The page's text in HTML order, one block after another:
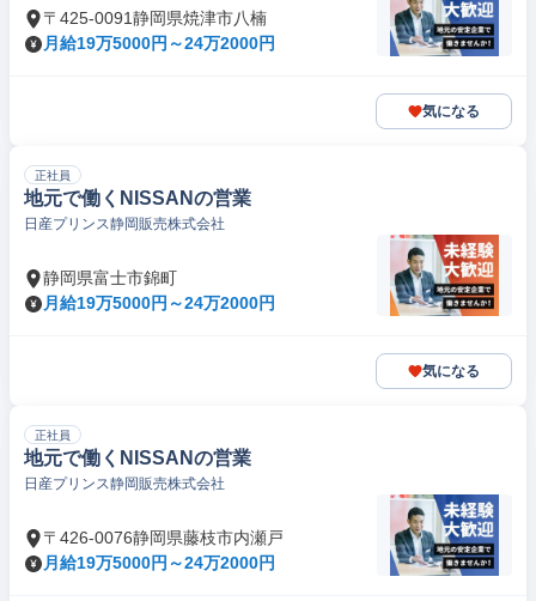
〒425-0091静岡県焼津市八楠
月給19万5000円～24万2000円
気になる
正社員
地元で働くNISSANの営業
日産プリンス静岡販売株式会社
静岡県富士市錦町
月給19万5000円～24万2000円
気になる
正社員
地元で働くNISSANの営業
日産プリンス静岡販売株式会社
〒426-0076静岡県藤枝市内瀬戸
月給19万5000円～24万2000円